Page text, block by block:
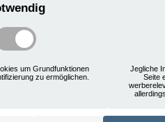
um Grundfunktionen
zu ermöglichen.
Jegliche
Seite